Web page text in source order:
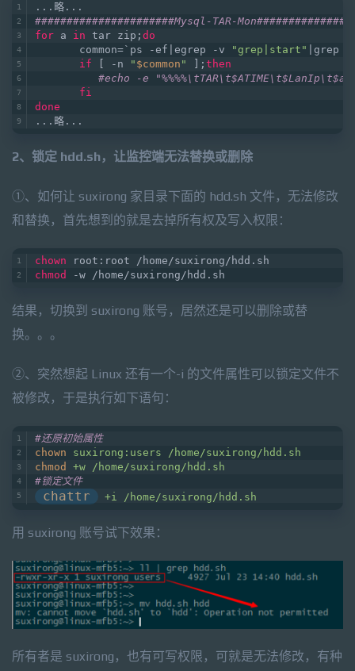
...略...
######################Mysql-TAR-
for a in tar zip; do
       common=`ps -ef|egrep -v
"grep|start"
|grep
if [ -n " $common " ]; then
#echo -e
fi
done
...略...
2、锁定 hdd.sh，让监控端无法替换或删除
①、如何让 suxirong 家目录下面的 hdd.sh 文件，无法修改
和替换，首先想到的就是去掉所有权及写入权限：
chown root:root /home/suxirong/hdd.sh
chmod
-w /home/suxirong/hdd.sh
结果，切换到 suxirong 账号，居然还是可以删除或替
换。。。
②、突然想起 Linux 还有一个-i 的文件属性可以锁定文件不
被修改，于是执行如下语句：
#还原初始属性
chown
suxirong:users /home/suxirong/hdd.sh
chmod
+w /home/suxirong/hdd.sh
#锁定文件
chattr +i /home/suxirong/hdd.sh
用 suxirong 账号试下效果：
所有者是 suxirong，也有可写权限，可就是无法修改，有种